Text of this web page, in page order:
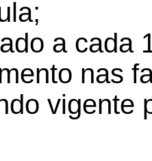
a cada
nas
vigente